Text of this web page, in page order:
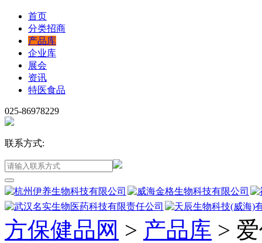
首页
分类招商
产品库
企业库
展会
资讯
特医食品
025-86978229
联系方式:
方保健品网 > 产品库 >